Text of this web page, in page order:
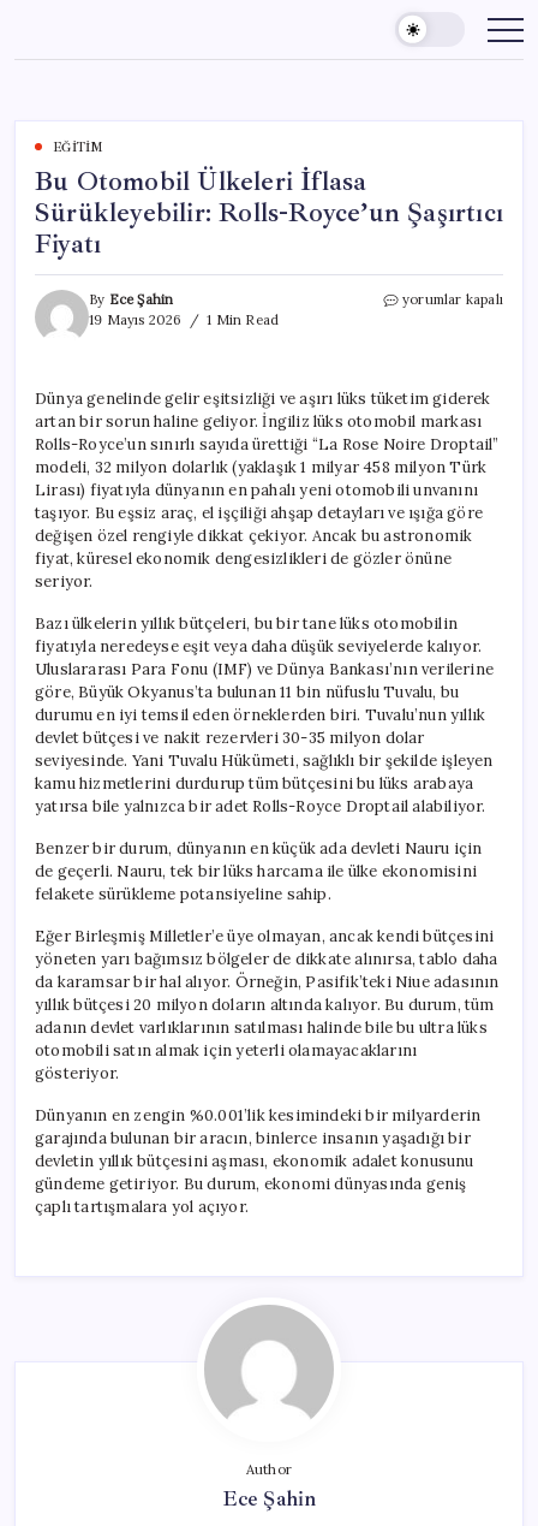
content
EĞITIM
Bu Otomobil Ülkeleri İflasa
Sürükleyebilir: Rolls-Royce’un Şaşırtıcı
Fiyatı
By Ece Şahin
19 Mayıs 2026
1 Min Read
Bu
Rolls-
Royce’un
Şaşırtıcı
Fiyatı
için
yorumlar kapalı
Dünya genelinde gelir eşitsizliği ve aşırı lüks tüketim giderek
artan bir sorun haline geliyor. İngiliz lüks otomobil markası
Rolls-Royce’un sınırlı sayıda ürettiği “La Rose Noire Droptail”
modeli, 32 milyon dolarlık (yaklaşık 1 milyar 458 milyon Türk
Lirası) fiyatıyla dünyanın en pahalı yeni otomobili unvanını
taşıyor. Bu eşsiz araç, el işçiliği ahşap detayları ve ışığa göre
değişen özel rengiyle dikkat çekiyor. Ancak bu astronomik
fiyat, küresel ekonomik dengesizlikleri de gözler önüne
seriyor.
Bazı ülkelerin yıllık bütçeleri, bu bir tane lüks otomobilin
fiyatıyla neredeyse eşit veya daha düşük seviyelerde kalıyor.
Uluslararası Para Fonu (IMF) ve Dünya Bankası’nın verilerine
göre, Büyük Okyanus’ta bulunan 11 bin nüfuslu Tuvalu, bu
durumu en iyi temsil eden örneklerden biri. Tuvalu’nun yıllık
devlet bütçesi ve nakit rezervleri 30-35 milyon dolar
seviyesinde. Yani Tuvalu Hükümeti, sağlıklı bir şekilde işleyen
kamu hizmetlerini durdurup tüm bütçesini bu lüks arabaya
yatırsa bile yalnızca bir adet Rolls-Royce Droptail alabiliyor.
Benzer bir durum, dünyanın en küçük ada devleti Nauru için
de geçerli. Nauru, tek bir lüks harcama ile ülke ekonomisini
felakete sürükleme potansiyeline sahip.
Eğer Birleşmiş Milletler’e üye olmayan, ancak kendi bütçesini
yöneten yarı bağımsız bölgeler de dikkate alınırsa, tablo daha
da karamsar bir hal alıyor. Örneğin, Pasifik’teki Niue adasının
yıllık bütçesi 20 milyon doların altında kalıyor. Bu durum, tüm
adanın devlet varlıklarının satılması halinde bile bu ultra lüks
otomobili satın almak için yeterli olamayacaklarını
gösteriyor.
Dünyanın en zengin %0.001’lik kesimindeki bir milyarderin
garajında bulunan bir aracın, binlerce insanın yaşadığı bir
devletin yıllık bütçesini aşması, ekonomik adalet konusunu
gündeme getiriyor. Bu durum, ekonomi dünyasında geniş
çaplı tartışmalara yol açıyor.
Author
Ece Şahin